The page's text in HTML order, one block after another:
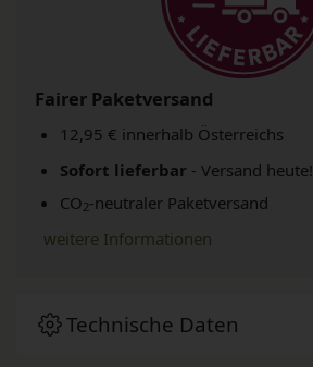
Fairer Paketversand
12,95 € innerhalb Österreichs
Sofort lieferbar - Versand heute!
CO2-neutraler Paketversand
weitere Informationen
Technische Daten